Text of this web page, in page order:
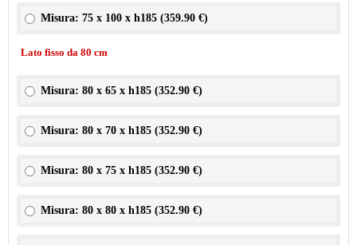
Misura: 75 x 100 x h185 (359.90 €)
Lato fisso da 80 cm
Misura: 80 x 65 x h185 (352.90 €)
Misura: 80 x 70 x h185 (352.90 €)
Misura: 80 x 75 x h185 (352.90 €)
Misura: 80 x 80 x h185 (352.90 €)